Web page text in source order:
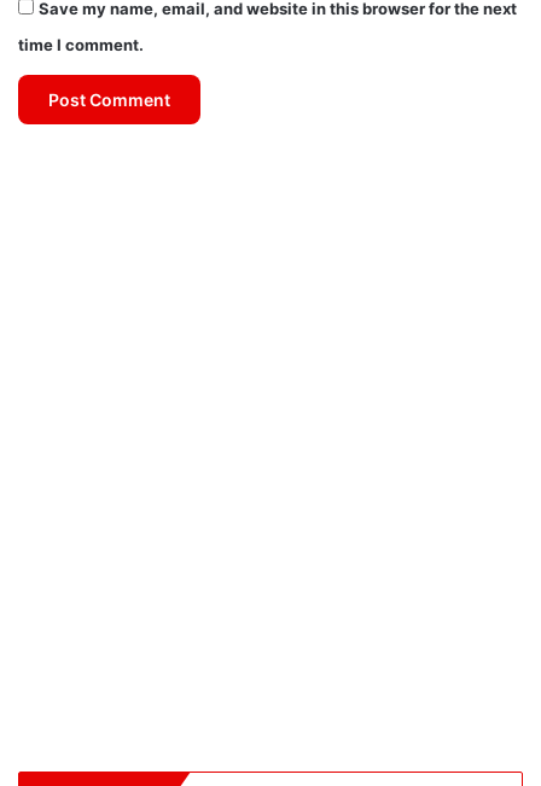
Save my name, email, and website in this browser for the next
time I comment.